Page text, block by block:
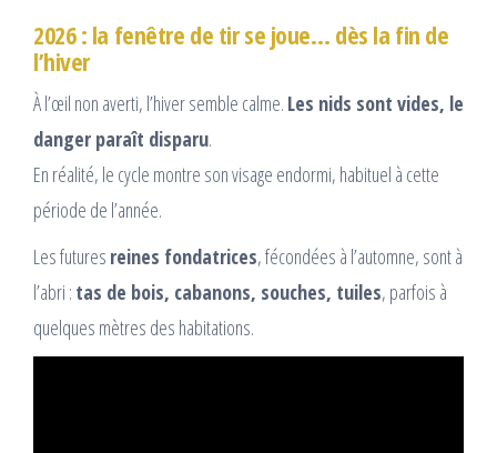
2026 : la fenêtre de tir se joue… dès la fin de
l’hiver
À l’œil non averti, l’hiver semble calme. Les nids sont vides, le
danger paraît disparu.
En réalité, le cycle montre son visage endormi, habituel à cette
période de l’année.
Les futures reines fondatrices, fécondées à l’automne, sont à
l’abri : tas de bois, cabanons, souches, tuiles, parfois à
quelques mètres des habitations.